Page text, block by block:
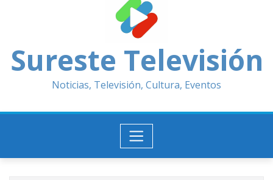
Sureste Televisión
Noticias, Televisión, Cultura, Eventos